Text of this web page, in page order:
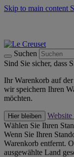
Skip to main content
Suchen
Sind Sie sicher, dass
Ihr Warenkorb auf
wir speichern Ihren
möchten.
Hier bleiben
Website
Wählen Sie Ihren
Wenn Sie Ihren
Warenkorb entfernt.
ausgewählte Land